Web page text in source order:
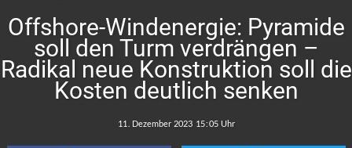
Offshore-Windenergie: Pyramide
soll den Turm verdrängen –
Radikal neue Konstruktion soll die
Kosten deutlich senken
: